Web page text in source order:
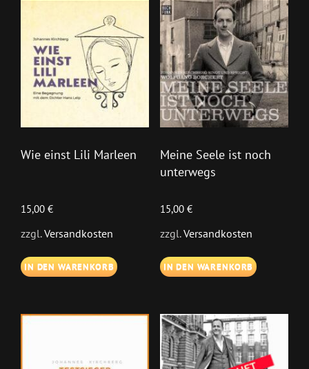
Wie einst Lili Marleen
15,00 €
zzgl.Versandkosten
IN DEN WARENKORB
Meine Seele ist noch
unterwegs
15,00 €
zzgl.Versandkosten
IN DEN WARENKORB